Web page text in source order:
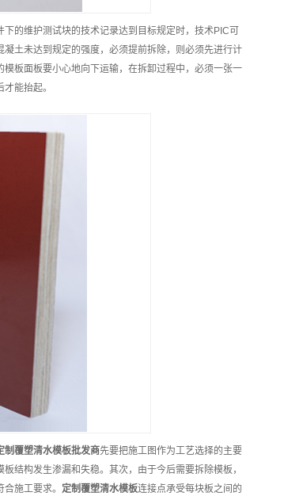
下的维护测试块的技术记录达到目标规定时，技术PIC可
凝土未达到规定的强度，必须提前拆除，则必须先进行计
板面板要小心地向下运输，在拆卸过程中，必须一张一
能抬起。
制覆塑清水模板批发商先要把施工图作为工艺选择的主要
结构发生渗漏和失稳。其次，由于今后需要拆除模板，
施工要求。 定制覆塑清水模板连接点承受每块板之间的